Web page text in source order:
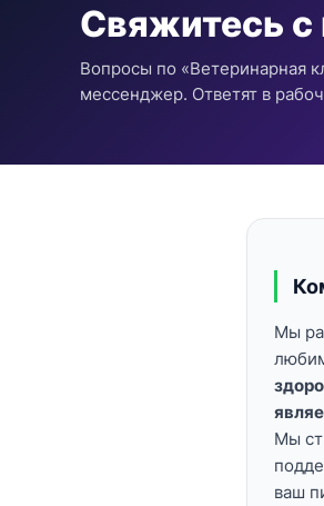
Свяжитесь с
Вопросы по «Ветеринарная
мессенджер. Ответят в
Мы
Мы
ваш